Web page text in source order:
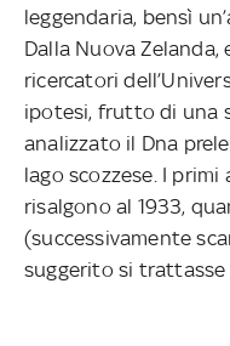
leggendaria, bensì
Dalla Nuova
ricercatori
ipotesi, frutto di una
analizzato il Dna
lago scozzese. I
risalgono al 1933,
(successivamente
suggerito si trattasse